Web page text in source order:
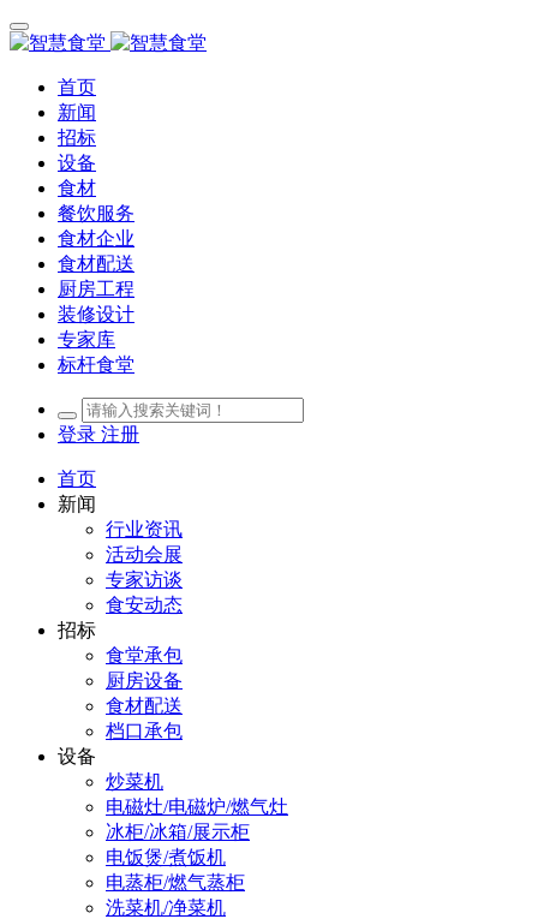
首页
新闻
招标
设备
食材
餐饮服务
食材企业
食材配送
厨房工程
装修设计
专家库
标杆食堂
登录 注册
首页
新闻
行业资讯
活动会展
专家访谈
食安动态
招标
食堂承包
厨房设备
食材配送
档口承包
设备
炒菜机
电磁灶/电磁炉/燃气灶
冰柜/冰箱/展示柜
电饭煲/煮饭机
电蒸柜/燃气蒸柜
洗菜机/净菜机